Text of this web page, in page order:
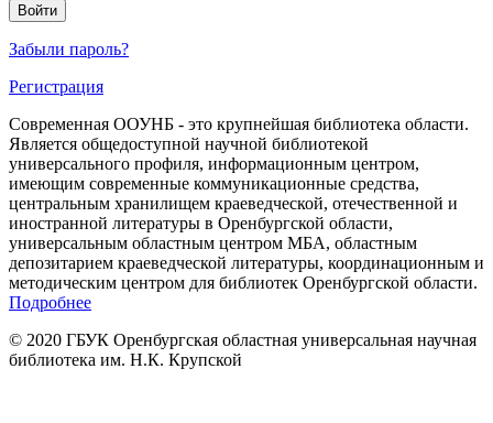
Войти
Забыли пароль?
Регистрация
Современная ООУНБ - это крупнейшая библиотека области.
Является общедоступной научной библиотекой
универсального профиля, информационным центром,
имеющим современные коммуникационные средства,
центральным хранилищем краеведческой, отечественной и
иностранной литературы в Оренбургской области,
универсальным областным центром МБА, областным
депозитарием краеведческой литературы, координационным и
методическим центром для библиотек Оренбургской области.
Подробнее
© 2020 ГБУК Оренбургская областная универсальная научная
библиотека им. Н.К. Крупской